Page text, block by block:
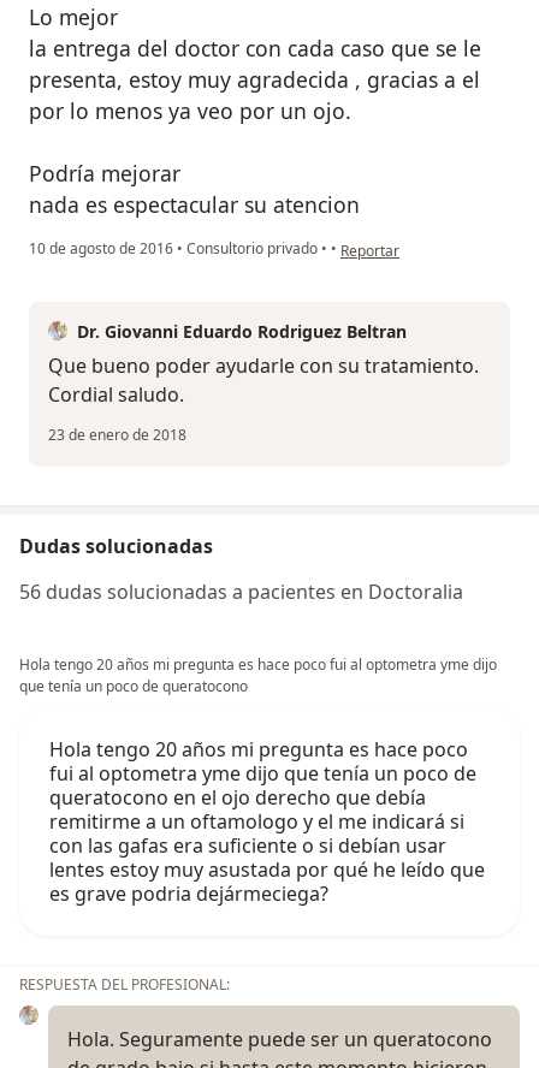
Lo mejor
la entrega del doctor con cada caso que se le
presenta, estoy muy agradecida , gracias a el
por lo menos ya veo por un ojo.
Podría mejorar
nada es espectacular su atencion
10 de agosto de 2016 • Consultorio privado • • en opinión del usuario
Reportar
Dr. Giovanni Eduardo Rodriguez Beltran
Que bueno poder ayudarle con su tratamiento.
Cordial saludo.
23 de enero de 2018
Dudas solucionadas
56 dudas solucionadas a pacientes en Doctoralia
Hola tengo 20 años mi pregunta es hace poco fui al optometra yme dijo
que tenía un poco de queratocono
Hola tengo 20 años mi pregunta es hace poco
fui al optometra yme dijo que tenía un poco de
queratocono en el ojo derecho que debía
remitirme a un oftamologo y el me indicará si
con las gafas era suficiente o si debían usar
lentes estoy muy asustada por qué he leído que
es grave podria dejármeciega?
RESPUESTA DEL PROFESIONAL:
Hola. Seguramente puede ser un queratocono